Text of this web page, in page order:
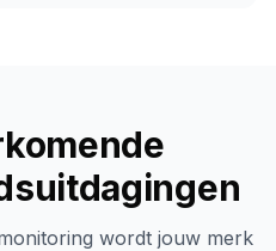
wordt jouw merk